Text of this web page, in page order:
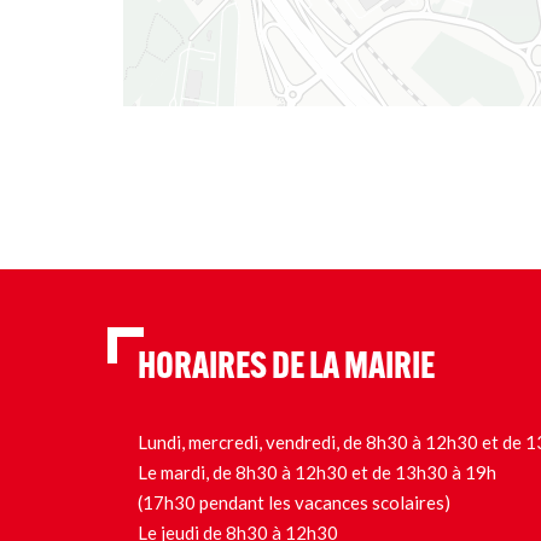
HORAIRES DE LA MAIRIE
Lundi, mercredi, vendredi, de 8h30 à 12h30 et de
Le mardi, de 8h30 à 12h30 et de 13h30 à 19h
(17h30 pendant les vacances scolaires)
Le jeudi de 8h30 à 12h30